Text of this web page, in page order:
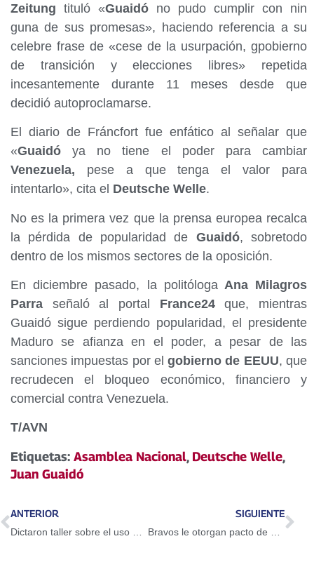
Zeitung tituló «Guaidó no pudo cumplir con nin
guna de sus promesas», haciendo referencia a su
celebre frase de «cese de la usurpación, gpobierno
de transición y elecciones libres» repetida
incesantemente durante 11 meses desde que
decidió autoproclamarse.
El diario de Fráncfort fue enfático al señalar que
«Guaidó ya no tiene el poder para cambiar
Venezuela, pese a que tenga el valor para
intentarlo», cita el Deutsche Welle.
No es la primera vez que la prensa europea recalca
la pérdida de popularidad de Guaidó, sobretodo
dentro de los mismos sectores de la oposición.
En diciembre pasado, la politólogaAna Milagros
Parra señaló al portal France24que, mientras
Guaidó sigue perdiendo popularidad, el presidente
Maduro se afianza en el poder, a pesar de las
sanciones impuestas por elgobierno de EEUU, que
recrudecen el bloqueo económico, financiero y
comercial contra Venezuela.
T/AVN
Etiquetas: Asamblea Nacional, Deutsche Welle,
Juan Guaidó
ANTERIOR SIGUIENTE